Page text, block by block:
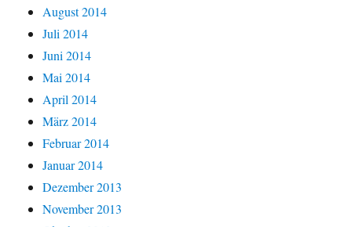
August 2014
Juli 2014
Juni 2014
Mai 2014
April 2014
März 2014
Februar 2014
Januar 2014
Dezember 2013
November 2013